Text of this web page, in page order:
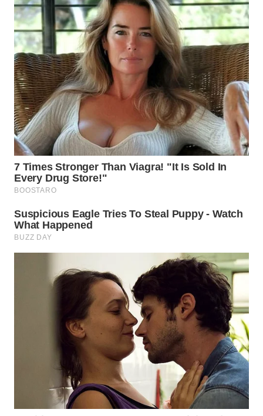
WN
TAPANULI
TENGAH
WN DELI
SERDANG
WN
TEBING
TINGGI
WN
PAKPAK
WN
KARAWANG
WN
TAPANULI
UTARA